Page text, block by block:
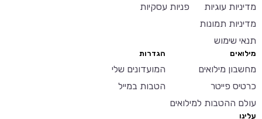
מדיניות עוגיות
מדיניות תמונות
תנאי שימוש
פניות עסקיות
מילואים
מחשבון מילואים
כרטיס פייטר
עולם ההטבות למילואים
הגדרות
המועדונים שלי
הטבות במייל
עלינו